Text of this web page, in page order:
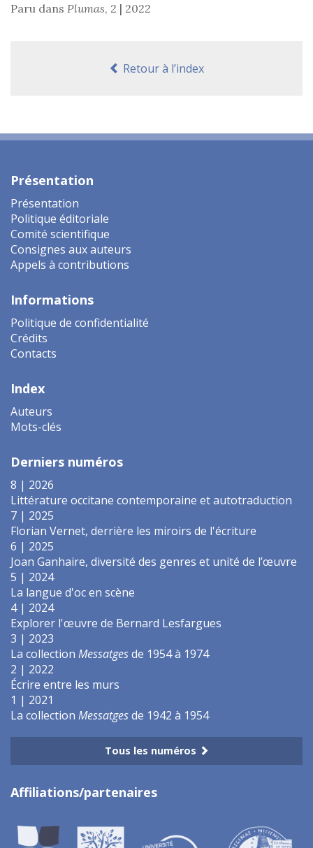
Paru dans Plumas, 2 | 2022
Retour à l’index
Présentation
Présentation
Politique éditoriale
Comité scientifique
Consignes aux auteurs
Appels à contributions
Informations
Politique de confidentialité
Crédits
Contacts
Index
Auteurs
Mots-clés
Derniers numéros
8 | 2026
Littérature occitane contemporaine et autotraduction
7 | 2025
Florian Vernet, derrière les miroirs de l'écriture
6 | 2025
Joan Ganhaire, diversité des genres et unité de l’œuvre
5 | 2024
La langue d'oc en scène
4 | 2024
Explorer l'œuvre de Bernard Lesfargues
3 | 2023
La collection Messatgesde 1954 à 1974
2 | 2022
Écrire entre les murs
1 | 2021
La collection Messatgesde 1942 à 1954
Tous les numéros
Affiliations/partenaires